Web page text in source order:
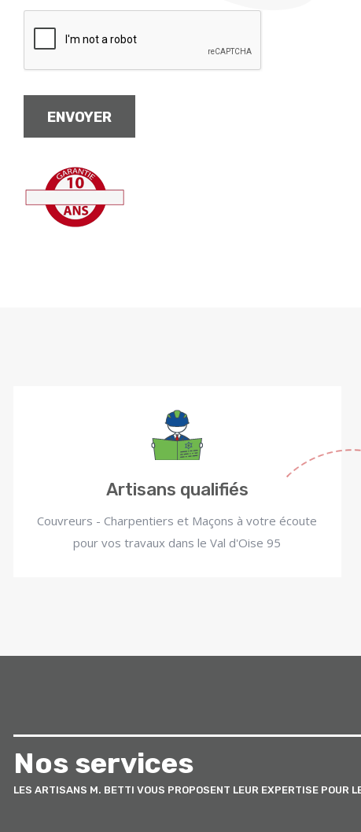
ENVOYER
Artisans qualifiés
Couvreurs - Charpentiers et Maçons à votre écoute
pour vos travaux dans le Val d'Oise 95
Nos services
LES ARTISANS M. BETTI VOUS PROPOSENT LEUR EXPERTISE POUR